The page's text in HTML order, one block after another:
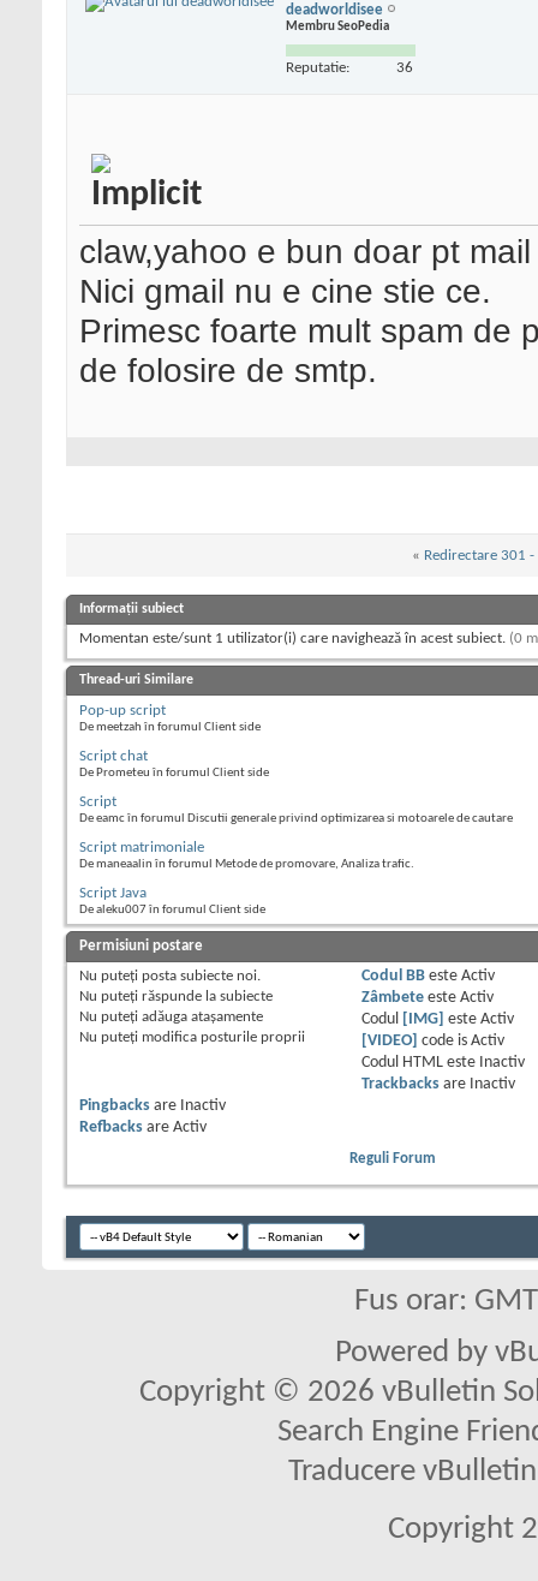
deadworldisee
Membru SeoPedia
Reputatie: 36
claw,yahoo e bun doar pt
Nici gmail nu e cine stie ce.
Primesc foarte mult spam de
de folosire de smtp.
« Redirectare 301 -
Informații subiect
Momentan este/sunt 1 utilizator(i) care navighează în acest subiect. (0
Thread-uri Similare
Pop-up script
De meetzah în forumul Client side
Script chat
De Prometeu în forumul Client side
Script
De eamc în forumul Discutii generale privind optimizarea si motoarele de cautare
Script matrimoniale
De maneaalin în forumul Metode de promovare, Analiza trafic.
Script Java
De aleku007 în forumul Client side
Permisiuni postare
Nu puteţi posta subiecte noi.
Nu puteţi răspunde la subiecte
Nu puteţi adăuga ataşamente
Nu puteţi modifica posturile proprii
Codul BBeste Activ
Zâmbeteeste Activ
Codul
[IMG] este Activ
[VIDEO]
code is Activ
Codul HTML este
Inactiv
Trackbacksare
Inactiv
Pingbacks are
Inactiv
Refbacks are Activ
Reguli Forum
Fus orar:
Powered by
Copyright © 2026 vBulletin
Search Engine
Traducere
Copyright